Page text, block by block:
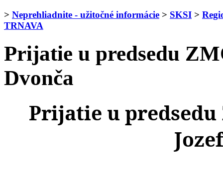
> Neprehliadnite - užitočné informácie > SKSI >
TRNAVA
Prijatie u predsedu
Dvonča
Prijatie u